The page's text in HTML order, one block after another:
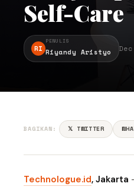
Self-Care
RI
PENULIS
Riyandy Aristyo
BAGIKAN: 𝕏 TWITTER
Technologue.id, Jakarta